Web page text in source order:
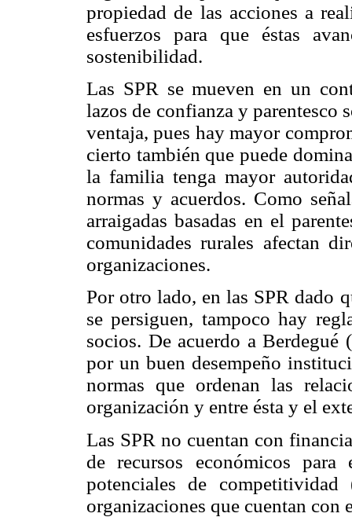
propiedad de las acciones a
esfuerzos para que éstas
sostenibilidad.
Las SPR se mueven en un
lazos de confianza y parentesco
ventaja, pues hay mayor
cierto también que puede
la familia tenga mayor
normas y acuerdos. Como
arraigadas basadas en el
comunidades rurales afectan
organizaciones.
Por otro lado, en las SPR dado
se persiguen, tampoco hay
socios. De acuerdo a Berdegué
por un buen desempeño
normas que ordenan las
organización y entre ésta y el
Las SPR no cuentan con
de recursos económicos
potenciales de
organizaciones que cuentan con